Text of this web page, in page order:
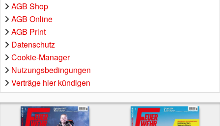
AGB Shop
AGB Online
AGB Print
Datenschutz
Cookie-Manager
Nutzungsbedingungen
Verträge hier kündigen